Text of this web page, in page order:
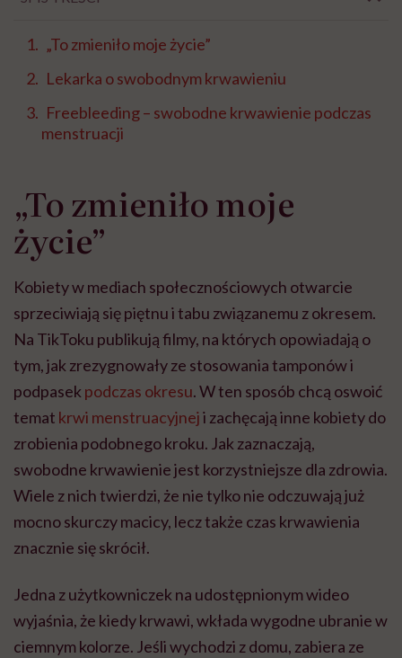
„To zmieniło moje życie”
Lekarka o swobodnym krwawieniu
Freebleeding – swobodne krwawienie podczas
menstruacji
„To zmieniło moje
życie”
Kobiety w mediach społecznościowych otwarcie
sprzeciwiają się piętnu i tabu związanemu z okresem.
Na TikToku publikują filmy, na których opowiadają o
tym, jak zrezygnowały ze stosowania tamponów i
podpasek podczas okresu. W ten sposób chcą oswoić
temat krwi menstruacyjneji zachęcają inne kobiety do
zrobienia podobnego kroku. Jak zaznaczają,
swobodne krwawienie jest korzystniejsze dla zdrowia.
Wiele z nich twierdzi, że nie tylko nie odczuwają już
mocno skurczy macicy, lecz także czas krwawienia
znacznie się skrócił.
Jedna z użytkowniczek na udostępnionym wideo
wyjaśnia, że kiedy krwawi, wkłada wygodne ubranie w
ciemnym kolorze. Jeśli wychodzi z domu, zabiera ze